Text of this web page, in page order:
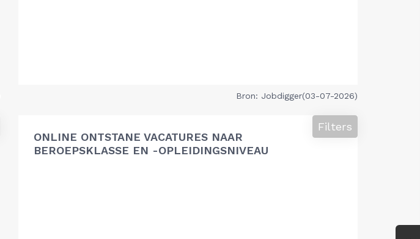
Bron: Jobdigger(03-07-2026)
ONLINE ONTSTANE VACATURES NAAR
BEROEPSKLASSE EN -OPLEIDINGSNIVEAU
Filters